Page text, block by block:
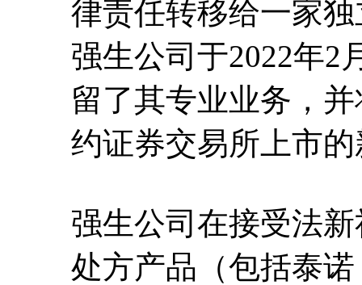
律责任转移给一家
强生公司于2022年2
留了其专业业务，
约证券交易所上市
强生公司在接受法
处方产品（包括泰